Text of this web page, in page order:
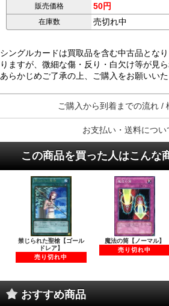
販売価格 50円
在庫数 売切れ中
シングルカードは買取品を含む中古品とな
りますが、微細な傷・反り・白欠け等が見
あらかじめご了承の上、ご購入をお願いいた
ご購入から到着までの流れ /
お支払い・送料につい
この商品を買った人はこんな
禁じられた聖槍【ゴール
ドレア】
売り切れ中
魔法の筒【ノーマル】
売り切れ中
おすすめ商品